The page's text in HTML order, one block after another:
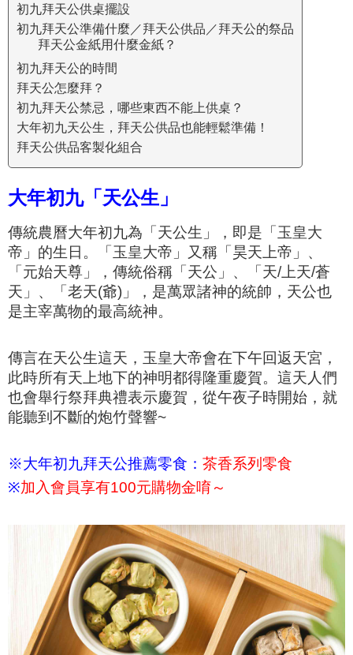
初九拜天公供桌擺設
初九拜天公準備什麼／拜天公供品／拜天公的祭品
拜天公金紙用什麼金紙？
初九拜天公的時間
拜天公怎麼拜？
初九拜天公禁忌，哪些東西不能上供桌？
大年初九天公生，拜天公供品也能輕鬆準備！
拜天公供品客製化組合
大年初九「天公生」
傳統農曆大年初九為「天公生」， 即是 「玉皇大
帝」的生日 。 「玉皇大帝」 又稱「昊天上帝」、
「元始天尊」， 傳統俗稱「天公」、「天/上天/蒼
天 」、「老天(爺)」 ，是萬眾諸神的統帥 ，天公也
是主宰萬物的最高統神。
傳言在天公生這天， 玉皇大帝會在下午回返天宮 ，
此時所有天上地下的神明都得隆重慶賀。 這天人們
也會舉行祭拜典禮表示慶賀 ， 從午夜子時開始，就
能聽到 不斷的炮竹聲響~
※大年初九拜天公推薦零食： 茶香系列零食
※加入會員享有100元購物金唷～